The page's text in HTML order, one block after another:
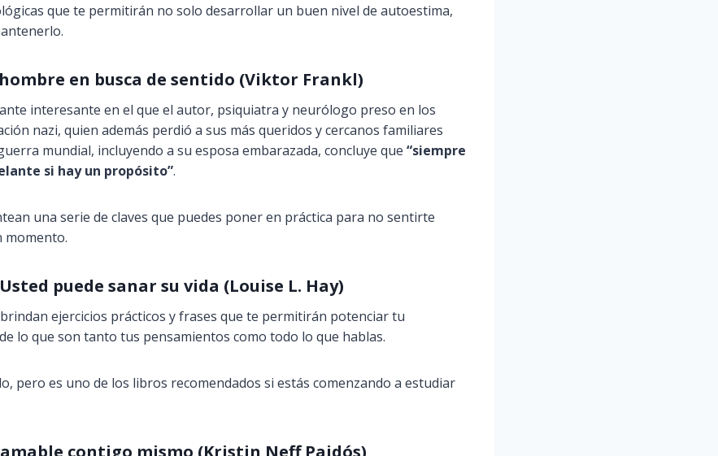
que te permitirán no solo desarrollar un buen nivel de autoestima,
en busca de sentido (Viktor Frankl)
interesante en el que el autor, psiquiatra y neurólogo preso en los
nazi, quien además perdió a sus más queridos y cercanos familiares
mundial, incluyendo a su esposa embarazada, concluye que “siempre
si hay un propósito”.
una serie de claves que puedes poner en práctica para no sentirte
Usted puede sanar su vida (Louise L. Hay)
ejercicios prácticos y frases que te permitirán potenciar tu
lo que son tanto tus pensamientos como todo lo que hablas.
pero es uno de los libros recomendados si estás comenzando a estudiar
amable contigo mismo (Kristin Neff Paidós)